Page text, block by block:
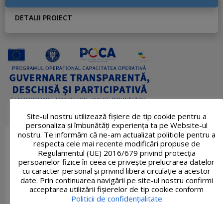
DETALII PROIECT
Site-ul nostru utilizează fişiere de tip cookie pentru a
personaliza și îmbunătăți experiența ta pe Website-ul
nostru. Te informăm că ne-am actualizat politicile pentru a
respecta cele mai recente modificări propuse de
Regulamentul (UE) 2016/679 privind protecția
persoanelor fizice în ceea ce privește prelucrarea datelor
cu caracter personal și privind libera circulație a acestor
date. Prin continuarea navigării pe site-ul nostru confirmi
acceptarea utilizării fişierelor de tip cookie conform
Politicii de confidențialitate